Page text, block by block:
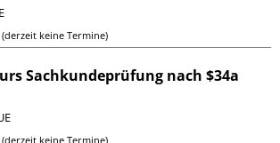
(derzeit keine Termine)
Sachkundeprüfung nach $34a
(derzeit keine Termine)